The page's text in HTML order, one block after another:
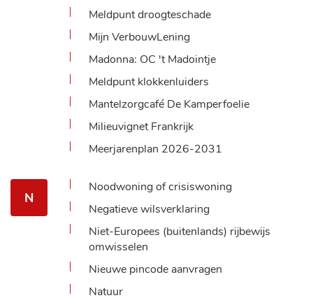
Meldpunt droogteschade
Mijn VerbouwLening
Madonna: OC 't Madointje
Meldpunt klokkenluiders
Mantelzorgcafé De Kamperfoelie
Milieuvignet Frankrijk
Meerjarenplan 2026-2031
N
Noodwoning of crisiswoning
Negatieve wilsverklaring
Niet-Europees (buitenlands) rijbewijs
omwisselen
Nieuwe pincode aanvragen
Natuur